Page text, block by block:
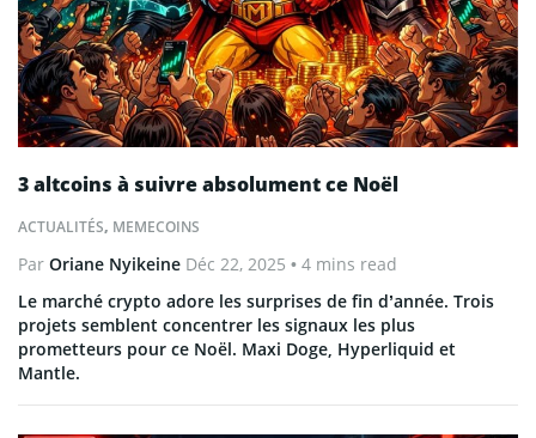
ACTUALITÉS, MEMECOINS
3 altcoins à suivre absolument ce Noël
Par Oriane Nyikeine Déc 22, 2025 • 4 mins read
Le marché crypto adore les surprises de fin d’année. Trois
projets semblent concentrer les signaux les plus
prometteurs pour ce Noël. Maxi Doge, Hyperliquid et
Mantle.